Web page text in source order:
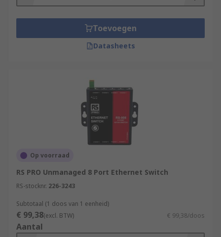
Toevoegen
Datasheets
Op voorraad
RS PRO Unmanaged 8 Port Ethernet Switch
RS-stocknr. 226-3243
Subtotaal (1 doos van 1 eenheid)
€ 99,38(excl. BTW) € 99,38/doos
Aantal